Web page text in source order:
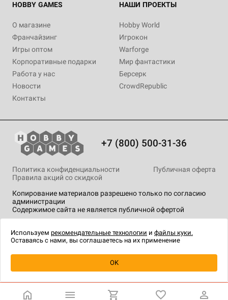
Уведомить о наличии
HOBBY GAMES
О магазине
Франчайзинг
Игры оптом
Корпоративные подарки
Работа у нас
Новости
Контакты
НАШИ ПРОЕКТЫ
Hobby World
Игрокон
Warforge
Мир фантастики
Берсерк
CrowdRepublic
+7 (800) 500-31-36
Копирование материалов разрешено только по согласию
администрации
Содержимое сайта не является публичной офертой
Политика конфиденциальности
Публичная оферта
Правила акций со скидкой
технологии.
Используем рекомендательные технологии и файлы куки.
Оставаясь с нами, вы соглашаетесь на их применение
OK